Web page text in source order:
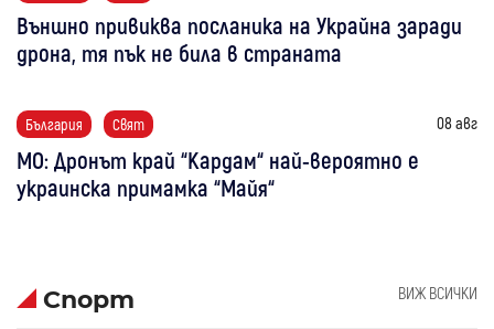
Външно привиква посланика на Украйна заради
дрона, тя пък не била в страната
България Свят 08 авг
МО: Дронът край “Кардам“ най-вероятно е
украинска примамка “Майя“
Спорт ВИЖ ВСИЧКИ